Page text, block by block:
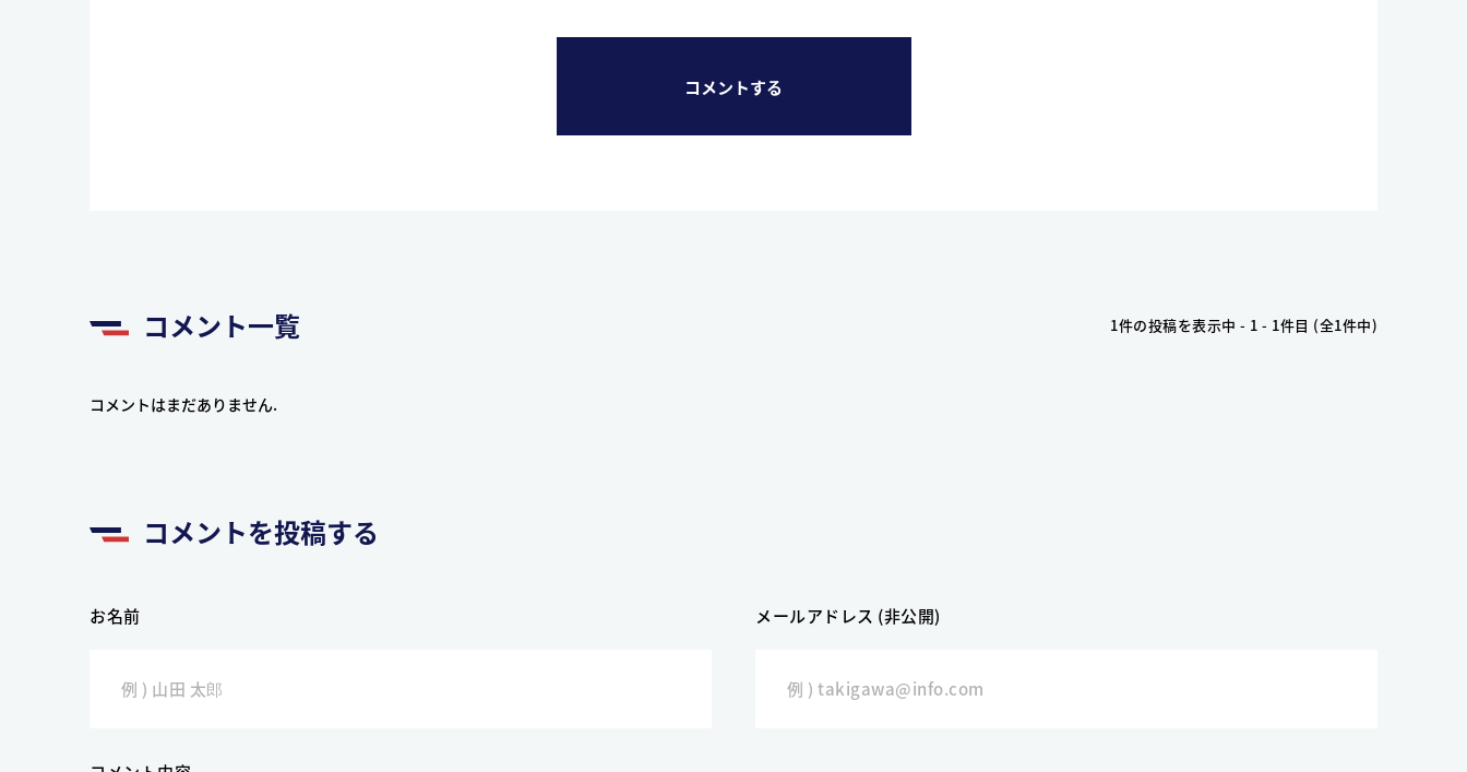
コメントする
コメント一覧 1件の投稿を表示中 - 1 - 1件目 (全1件中)
コメントはまだありません.
コメントを投稿する
お名前 メールアドレス (非公開)